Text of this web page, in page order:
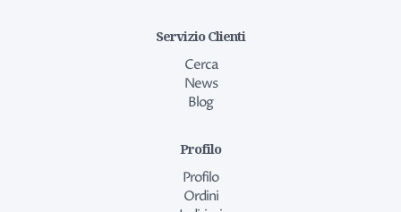
Servizio Clienti
Cerca
News
Blog
Profilo
Profilo
Ordini